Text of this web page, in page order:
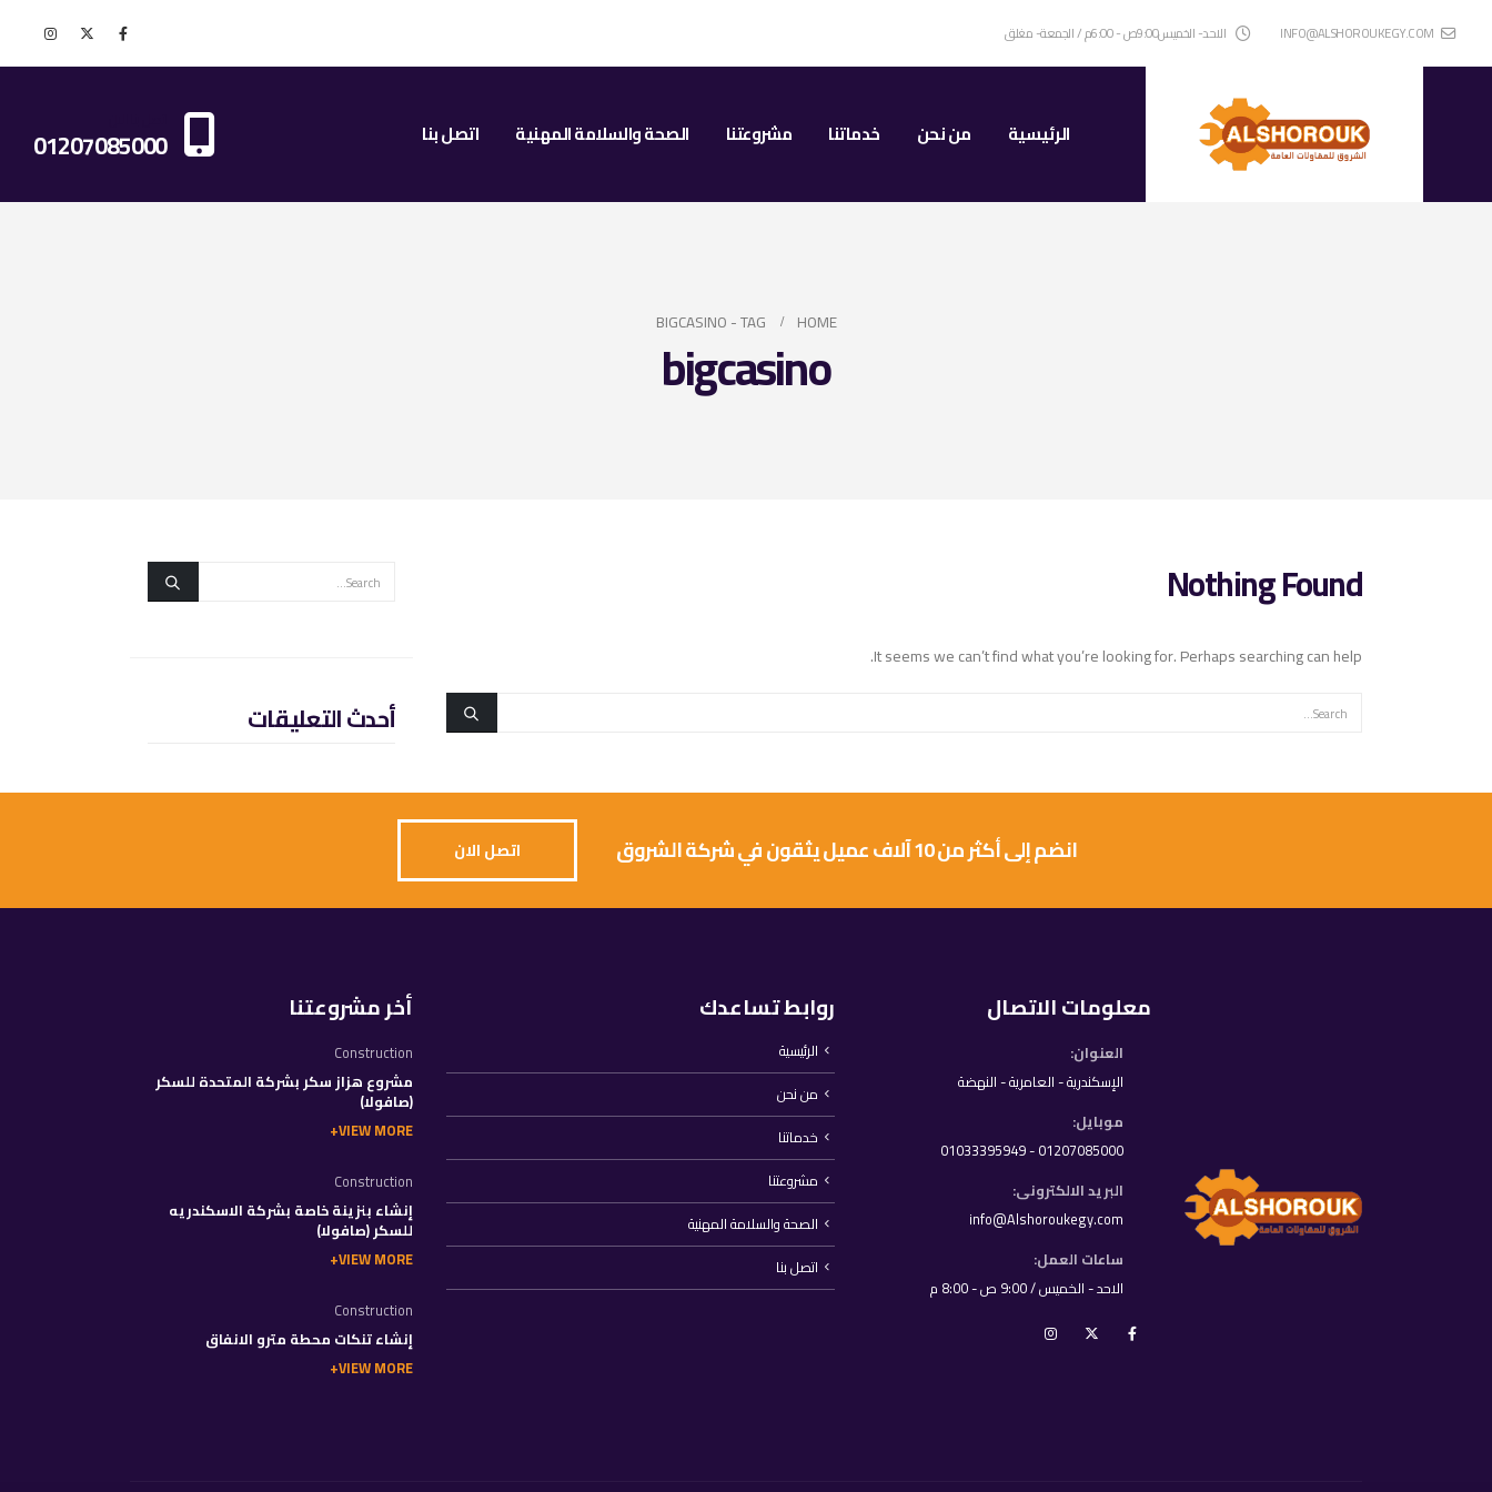
INFO@ALSHOROUKEGY.COM الاحد- الخميس9:00ص - 6:00م / الجمعة- مغلق
الرئيسية من نحن خدماتنا مشروعتنا الصحة والسلامة المهنية اتصل بنا 01207085000
HOME
TAG -
BIGCASINO
bigcasino
Nothing Found
It seems we can’t find what you’re looking for. Perhaps searching can help.
أحدث التعليقات
انضم إلى أكثر من 10 آلاف عميل يثقون في شركة الشروق اتصل الان
معلومات الاتصال
العنوان:
الإسكندرية - العامرية - النهضة
موبايل:
01207085000 - 01033395949
البريد الالكترونى:
info@Alshoroukegy.com
ساعات العمل:
الاحد - الخميس / 9:00 ص - 8:00 م
روابط تساعدك
الرئيسية
من نحن
خدماتنا
مشروعتنا
الصحة والسلامة المهنية
اتصل بنا
أخر مشروعتنا
Construction
مشروع هزاز سكر بشركة المتحدة للسكر
(صافولا)
VIEW MORE
Construction
إنشاء بنزينة خاصة بشركة الاسكندريه
للسكر (صافولا)
VIEW MORE
Construction
إنشاء تنكات محطة مترو الانفاق
VIEW MORE